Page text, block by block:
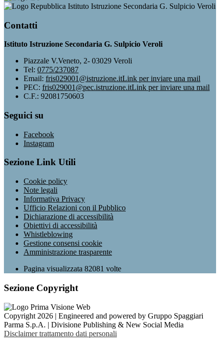
Istituto Istruzione Secondaria G. Sulpicio Veroli
Contatti
Istituto Istruzione Secondaria G. Sulpicio Veroli
Piazzale V.Veneto, 2- 03029 Veroli
Tel: 0775/237087
Email: fris029001@istruzione.itLink per inviare una mail
PEC: fris029001@pec.istruzione.itLink per inviare una mail
C.F.: 92081750603
Seguici su
Facebook
Instagram
Sezione Link Utili
Cookie policy
Note legali
Informativa Privacy
Ufficio Relazioni con il Pubblico
Dichiarazione di accessibilità
Obiettivi di accessibilità
Whistleblowing
Gestione consensi cookie
Amministrazione trasparente
Pagina visualizzata 82081 volte
Sezione Copyright
Copyright 2026 | Engineered and powered by Gruppo Spaggiari
Parma S.p.A. | Divisione Publishing & New Social Media
Disclaimer trattamento dati personali